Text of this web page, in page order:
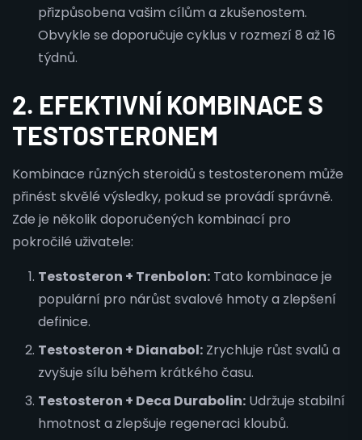
přizpůsobena vašim cílům a zkušenostem.
Obvykle se doporučuje cyklus v rozmezí 8 až 16
týdnů.
2. EFEKTIVNÍ KOMBINACE S
TESTOSTERONEM
Kombinace různých steroidů s testosteronem může
přinést skvělé výsledky, pokud se provádí správně.
Zde je několik doporučených kombinací pro
pokročilé uživatele:
Testosteron + Trenbolon: Tato kombinace je
populární pro nárůst svalové hmoty a zlepšení
definice.
Testosteron + Dianabol: Zrychluje růst svalů a
zvyšuje sílu během krátkého času.
Testosteron + Deca Durabolin: Udržuje stabilní
hmotnost a zlepšuje regeneraci kloubů.